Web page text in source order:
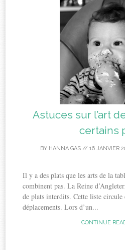
Astuces sur l’art
certains
BY HANNA GAS // 16 JANVIER
Il y a des plats que les arts de la
combinent pas. La Reine
de plats interdits. Cette liste circule
déplacements. Lors d’un...
CONTINUE